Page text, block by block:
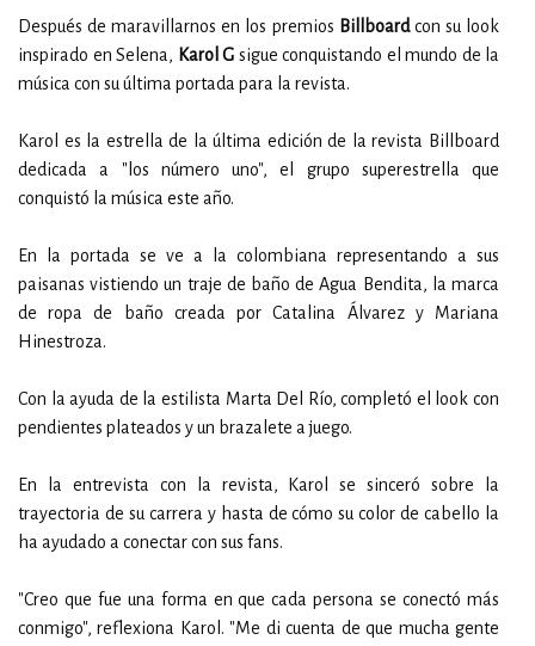
Después de maravillarnos en los premios Billboardcon su look
inspirado en Selena, Karol G sigue conquistando el mundo de la
música con su última portada para la revista.
Karol es la estrella de la última edición de la revista Billboard
dedicada a "los número uno", el grupo superestrella que
conquistó la música este año.
En la portada se ve a la colombiana representando a sus
paisanas vistiendo un traje de baño de Agua Bendita, la marca
de ropa de baño creada por Catalina Álvarez y Mariana
Hinestroza.
Con la ayuda de la estilista Marta Del Río, completó el look con
pendientes plateados y un brazalete a juego.
En la entrevista con la revista, Karol se sinceró sobre la
trayectoria de su carrera y hasta de cómo su color de cabello la
ha ayudado a conectar con sus fans.
"Creo que fue una forma en que cada persona se conectó más
conmigo", reflexiona Karol. "Me di cuenta de que mucha gente